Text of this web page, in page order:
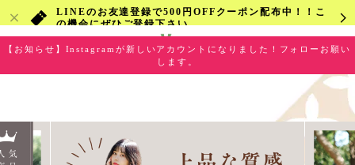
LINEのお友達登録で500円OFFクーポン配布中！！こ
の機会にぜひご登録下さい
【お知らせ】Instagramが新しいアカウントになりました！フォローお願い
します。